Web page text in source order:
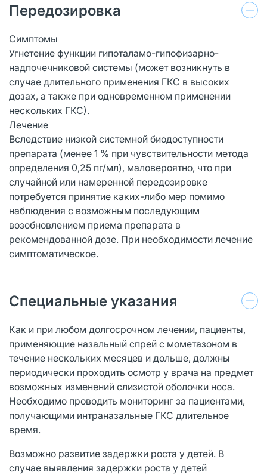
Передозировка
Симптомы
Угнетение функции гипоталамо-гипофизарно-
надпочечниковой системы (может возникнуть в
случае длительного применения ГКС в высоких
дозах, а также при одновременном применении
нескольких ГКС).
Лечение
Вследствие низкой системной биодоступности
препарата (менее 1 % при чувствительности метода
определения 0,25 пг/мл), маловероятно, что при
случайной или намеренной передозировке
потребуется принятие каких-либо мер помимо
наблюдения с возможным последующим
возобновлением приема препарата в
рекомендованной дозе. При необходимости лечение
симптоматическое.
Специальные указания
Как и при любом долгосрочном лечении, пациенты,
применяющие назальный спрей с мометазоном в
течение нескольких месяцев и дольше, должны
периодически проходить осмотр у врача на предмет
возможных изменений слизистой оболочки носа.
Необходимо проводить мониторинг за пациентами,
получающими интраназальные ГКС длительное
время.
Возможно развитие задержки роста у детей. В
случае выявления задержки роста у детей